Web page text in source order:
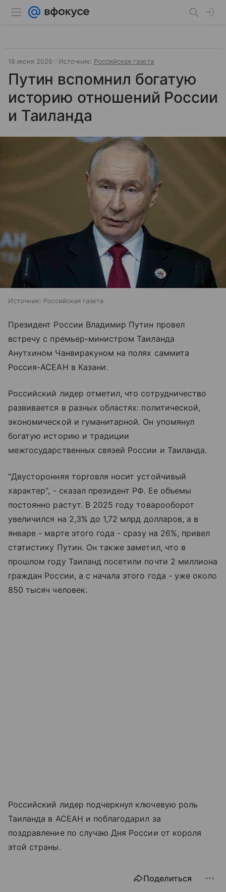
18 июня 2026 Источник: Российская газета
Путин вспомнил богатую
историю отношений России
и Таиланда
Источник: Российская газета
Президент России Владимир Путин провел
встречу с премьер-министром Таиланда
Анутхином Чанвиракуном на полях саммита
Россия-АСЕАН в Казани.
Российский лидер отметил, что сотрудничество
развивается в разных областях: политической,
экономической и гуманитарной. Он упомянул
богатую историю и традиции
межгосударственных связей России и Таиланда.
"Двусторонняя торговля носит устойчивый
характер", - сказал президент РФ. Ее объемы
постоянно растут. В 2025 году товарооборот
увеличился на 2,3% до 1,72 млрд долларов, а в
январе - марте этого года - сразу на 26%, привел
статистику Путин. Он также заметил, что в
прошлом году Таиланд посетили почти 2 миллиона
граждан России, а с начала этого года - уже около
850 тысяч человек.
Российский лидер подчеркнул ключевую роль
Таиланда в АСЕАН и поблагодарил за
поздравление по случаю Дня России от короля
этой страны.
Поделиться